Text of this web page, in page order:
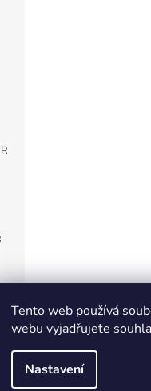
Tento web používá
webu vyjadřujete
Nastavení
vyhrazena.